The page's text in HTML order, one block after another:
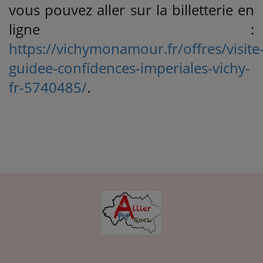
vous pouvez aller sur la billetterie en
ligne :
https://vichymonamour.fr/offres/
guidee-confidences-imperiales-vichy-
fr-5740485/.